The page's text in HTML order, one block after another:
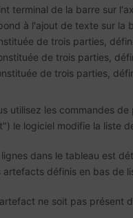
terminal de la barre sur
à l'ajout de texte sur la
de trois parties,
de trois parties,
de trois parties,
utilisez les commandes
le logiciel modifie la liste
dans le tableau est
artefacts définis en bas de
ne soit pas présent